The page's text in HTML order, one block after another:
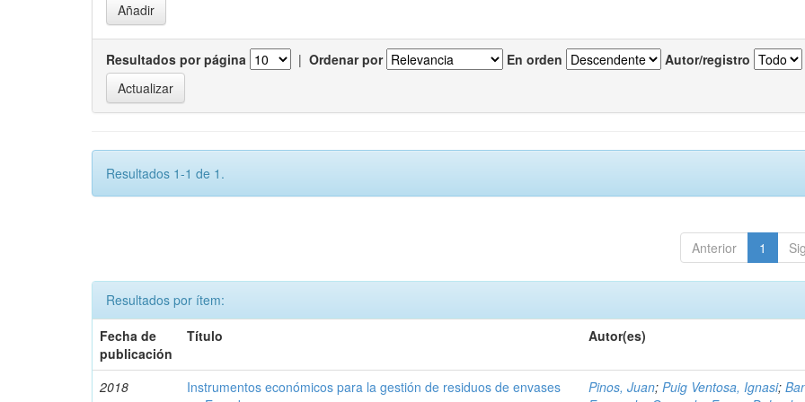
Resultados por página | Ordenar por En orden Autor/registro
Resultados 1-1 de 1.
Anterior 1
Resultados por ítem:
Fecha de
publicación
Título Autor(es)
2018
Instrumentos económicos para la gestión de residuos de envases
Pinos, Juan;Puig Ventosa, Ignasi;